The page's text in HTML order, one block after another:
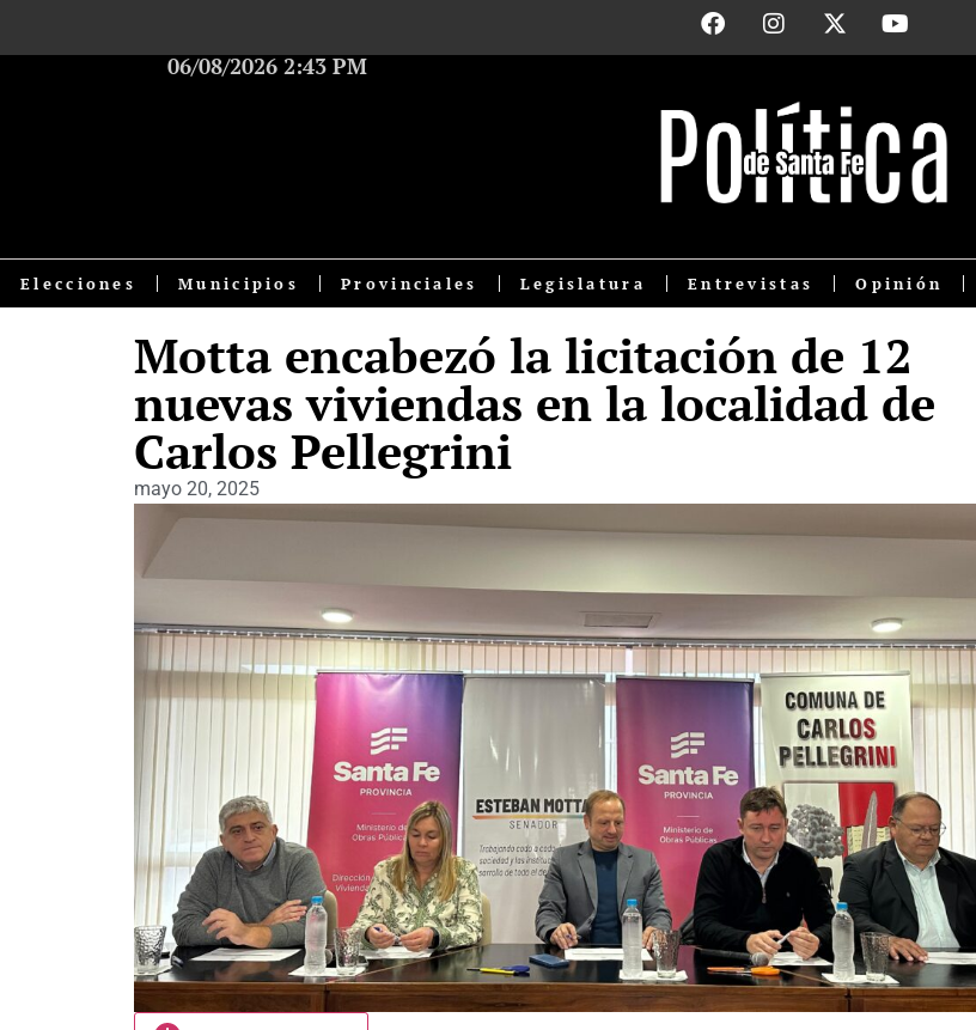
06/08/2026 2:43 PM
Elecciones Municipios Provinciales Legislatura Entrevistas Opinión
Motta encabezó la licitación de 12
nuevas viviendas en la localidad de
Carlos Pellegrini
mayo 20, 2025